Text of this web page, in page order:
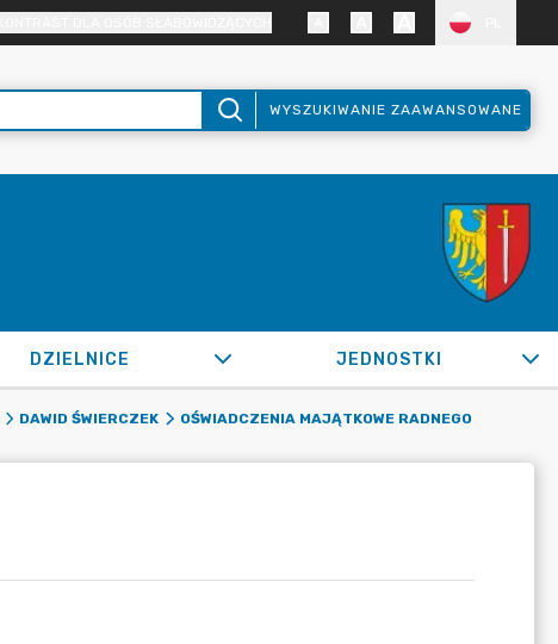
WYSZUKIWANIE ZAAWANSOWANE
DZIELNICE JEDNOSTKI
DAWID ŚWIERCZEK
OŚWIADCZENIA MAJĄTKOWE RADNEGO